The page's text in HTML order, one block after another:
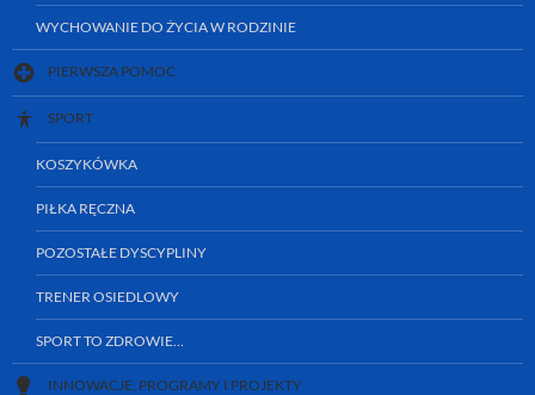
WYCHOWANIE DO ŻYCIA W RODZINIE
PIERWSZA POMOC
SPORT
KOSZYKÓWKA
PIŁKA RĘCZNA
POZOSTAŁE DYSCYPLINY
TRENER OSIEDLOWY
SPORT TO ZDROWIE…
INNOWACJE, PROGRAMY I PROJEKTY